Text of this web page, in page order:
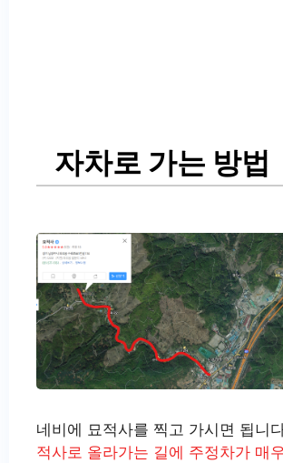
자차로 가는 방법
네비에 묘적사를 찍고 가시면 됩니
적사로 올라가는 길에 주정차가 매